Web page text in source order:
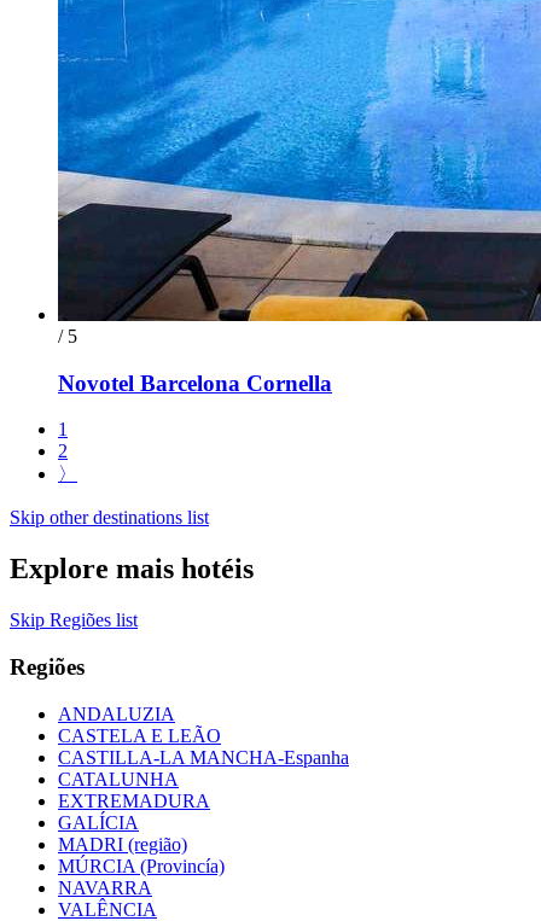
/ 5
Novotel Barcelona Cornella
1
2
〉
Skip other destinations list
Explore mais hotéis
Skip Regiões list
Regiões
ANDALUZIA
CASTELA E LEÃO
CASTILLA-LA MANCHA-Espanha
CATALUNHA
EXTREMADURA
GALÍCIA
MADRI (região)
MÚRCIA (Provincía)
NAVARRA
VALÊNCIA